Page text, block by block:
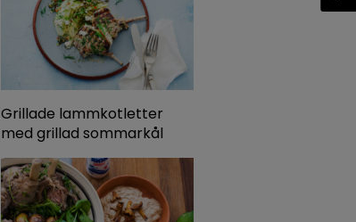
Grillade lammkotletter
med grillad sommarkål